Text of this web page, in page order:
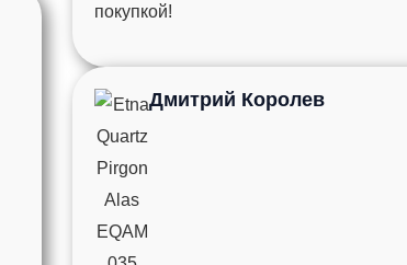
покупкой!
Дмитрий Королев